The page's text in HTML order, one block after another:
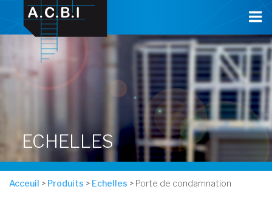
ECHELLES
Acceuil > Produits > Echelles > Porte de condamnation
Cookies management panel